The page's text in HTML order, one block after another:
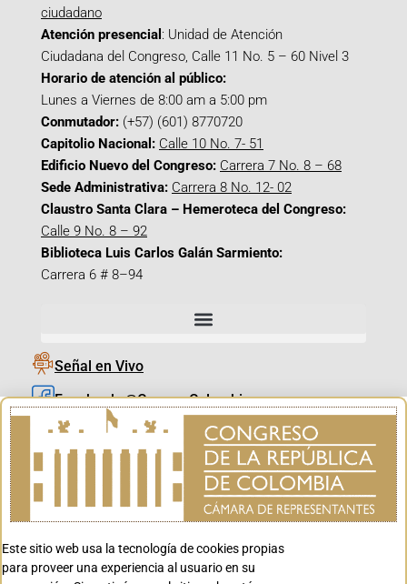
ciudadano
Atención presencial : Unidad de Atención
Ciudadana del Congreso, Calle 11 No. 5 – 60 Nivel 3
Horario de atención al público:
Lunes a Viernes de 8:00 am a 5:00 pm
Conmutador: (+57) (601) 8770720
Capitolio Nacional: Calle 10 No. 7- 51
Edificio Nuevo del Congreso: Carrera 7 No. 8 – 68
Sede Administrativa: Carrera 8 No. 12- 02
Claustro Santa Clara – Hemeroteca del Congreso:
Calle 9 No. 8 – 92
Biblioteca Luis Carlos Galán Sarmiento:
Carrera 6 # 8–94
Señal en Vivo
Facebook_@CamaraColombia
Instagram_@CamaraColombia
X_@CamaraColombia
Youtube_@CamaraColombia
Youtube_@CanalCongreso
Este sitio web usa la tecnología de cookies propias
para proveer una experiencia al usuario en su